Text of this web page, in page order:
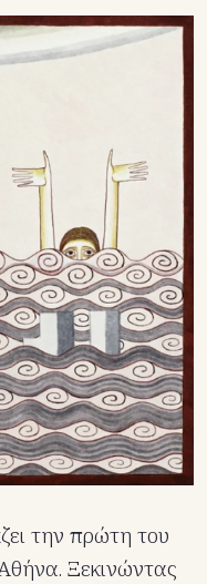
την πρώτη του
Ξεκινώντας